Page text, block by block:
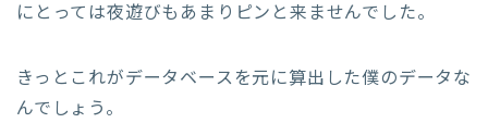
にとっては夜遊びもあまりピンと来ませんでした。
きっとこれがデータベースを元に算出した僕のデータな
んでしょう。